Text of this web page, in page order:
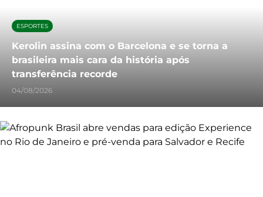
ESPORTES
Kerolin assina com o Barcelona e se torna a
brasileira mais cara da história após
transferência recorde
04/08/2026